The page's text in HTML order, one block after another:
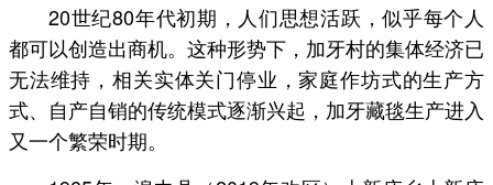
20世纪80年代初期，人们思想活跃，似乎每个人
都可以创造出商机。这种形势下，加牙村的集体经济已
无法维持，相关实体关门停业，家庭作坊式的生产方
式、自产自销的传统模式逐渐兴起，加牙藏毯生产进入
又一个繁荣时期。